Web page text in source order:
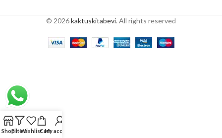
© 2026kaktuskitabevi. All rights reserved
ShopFiltersWishlistCartMy account